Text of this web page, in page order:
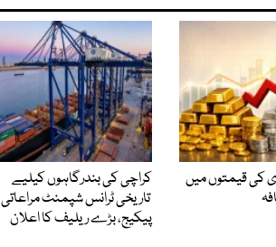
کی قیمتوں میں
کراچی کی بندرگاہوں کیلیے
تاریخی ٹرانس شپمنٹ مراعاتی
پیکیج، بڑے ریلیف کا اعلان